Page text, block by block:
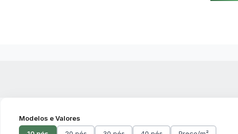
Modelos e Valores